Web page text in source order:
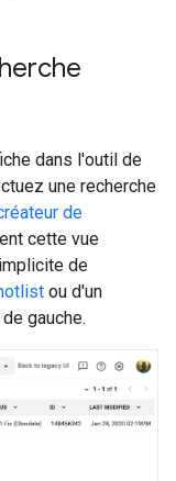
dans l'outil de
une recherche
de
cette vue
de
ou d'un
gauche.